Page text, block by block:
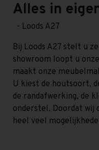
Alles in
- Loods A27
Bij Loods A27 stelt u
showroom loopt u
maakt onze
U kiest de houtsoort,
de randafwerking, de
onderstel. Doordat wij
heel veel